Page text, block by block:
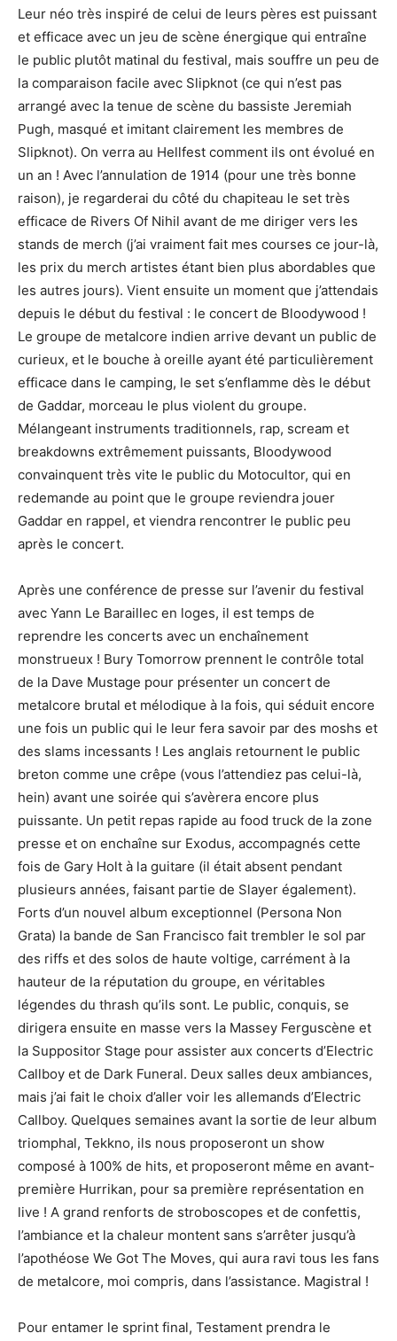
Leur néo très inspiré de celui de leurs pères est puissant
et efficace avec un jeu de scène énergique qui entraîne
le public plutôt matinal du festival, mais souffre un peu de
la comparaison facile avec Slipknot (ce qui n’est pas
arrangé avec la tenue de scène du bassiste Jeremiah
Pugh, masqué et imitant clairement les membres de
Slipknot). On verra au Hellfest comment ils ont évolué en
un an ! Avec l’annulation de 1914 (pour une très bonne
raison), je regarderai du côté du chapiteau le set très
efficace de Rivers Of Nihil avant de me diriger vers les
stands de merch (j’ai vraiment fait mes courses ce jour-là,
les prix du merch artistes étant bien plus abordables que
les autres jours). Vient ensuite un moment que j’attendais
depuis le début du festival : le concert de Bloodywood !
Le groupe de metalcore indien arrive devant un public de
curieux, et le bouche à oreille ayant été particulièrement
efficace dans le camping, le set s’enflamme dès le début
de Gaddar, morceau le plus violent du groupe.
Mélangeant instruments traditionnels, rap, scream et
breakdowns extrêmement puissants, Bloodywood
convainquent très vite le public du Motocultor, qui en
redemande au point que le groupe reviendra jouer
Gaddar en rappel, et viendra rencontrer le public peu
après le concert.
Après une conférence de presse sur l’avenir du festival
avec Yann Le Baraillec en loges, il est temps de
reprendre les concerts avec un enchaînement
monstrueux ! Bury Tomorrow prennent le contrôle total
de la Dave Mustage pour présenter un concert de
metalcore brutal et mélodique à la fois, qui séduit encore
une fois un public qui le leur fera savoir par des moshs et
des slams incessants ! Les anglais retournent le public
breton comme une crêpe (vous l’attendiez pas celui-là,
hein) avant une soirée qui s’avèrera encore plus
puissante. Un petit repas rapide au food truck de la zone
presse et on enchaîne sur Exodus, accompagnés cette
fois de Gary Holt à la guitare (il était absent pendant
plusieurs années, faisant partie de Slayer également).
Forts d’un nouvel album exceptionnel (Persona Non
Grata) la bande de San Francisco fait trembler le sol par
des riffs et des solos de haute voltige, carrément à la
hauteur de la réputation du groupe, en véritables
légendes du thrash qu’ils sont. Le public, conquis, se
dirigera ensuite en masse vers la Massey Ferguscène et
la Suppositor Stage pour assister aux concerts d’Electric
Callboy et de Dark Funeral. Deux salles deux ambiances,
mais j’ai fait le choix d’aller voir les allemands d’Electric
Callboy. Quelques semaines avant la sortie de leur album
triomphal, Tekkno, ils nous proposeront un show
composé à 100% de hits, et proposeront même en avant-
première Hurrikan, pour sa première représentation en
live ! A grand renforts de stroboscopes et de confettis,
l’ambiance et la chaleur montent sans s’arrêter jusqu’à
l’apothéose We Got The Moves, qui aura ravi tous les fans
de metalcore, moi compris, dans l’assistance. Magistral !
Pour entamer le sprint final, Testament prendra le